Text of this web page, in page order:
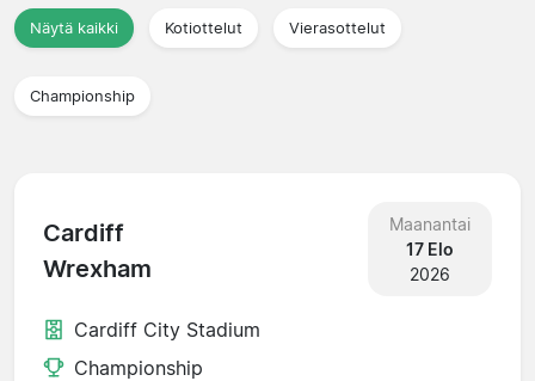
Näytä kaikki Kotiottelut Vierasottelut
Championship
Cardiff
Wrexham
Maanantai
17 Elo
2026
Cardiff City Stadium
Championship